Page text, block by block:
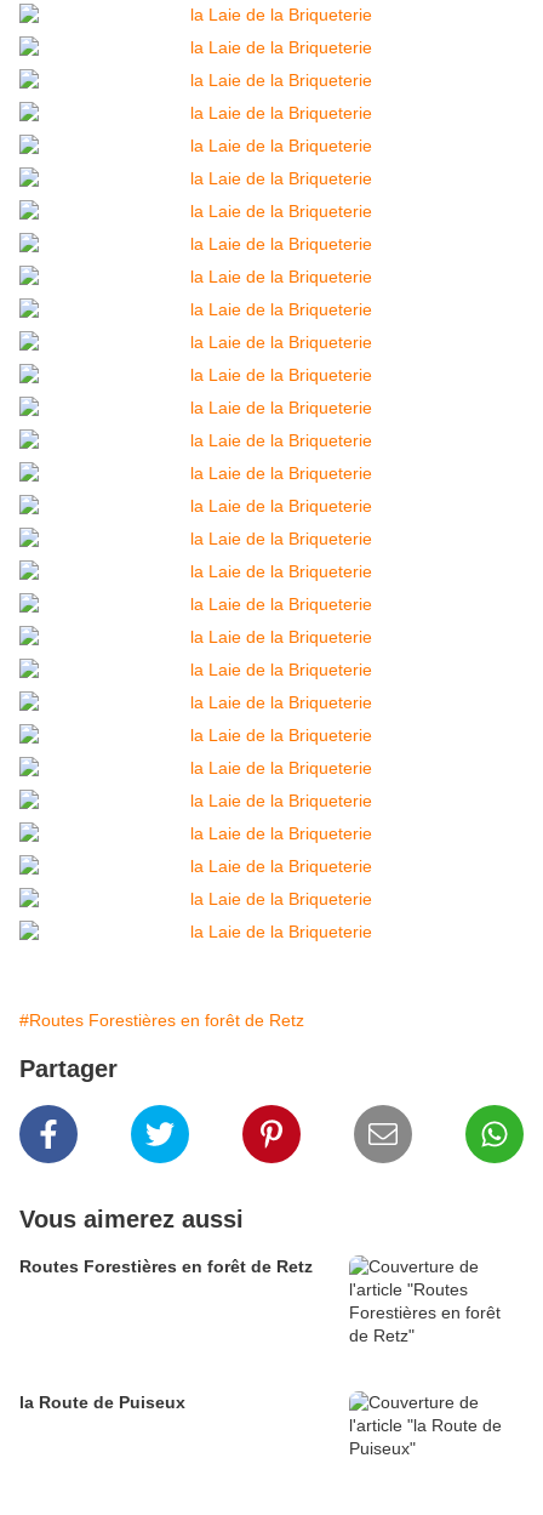
#Routes Forestières en forêt de Retz
Partager
Vous aimerez aussi
Routes Forestières en forêt de Retz
la Route de Puiseux